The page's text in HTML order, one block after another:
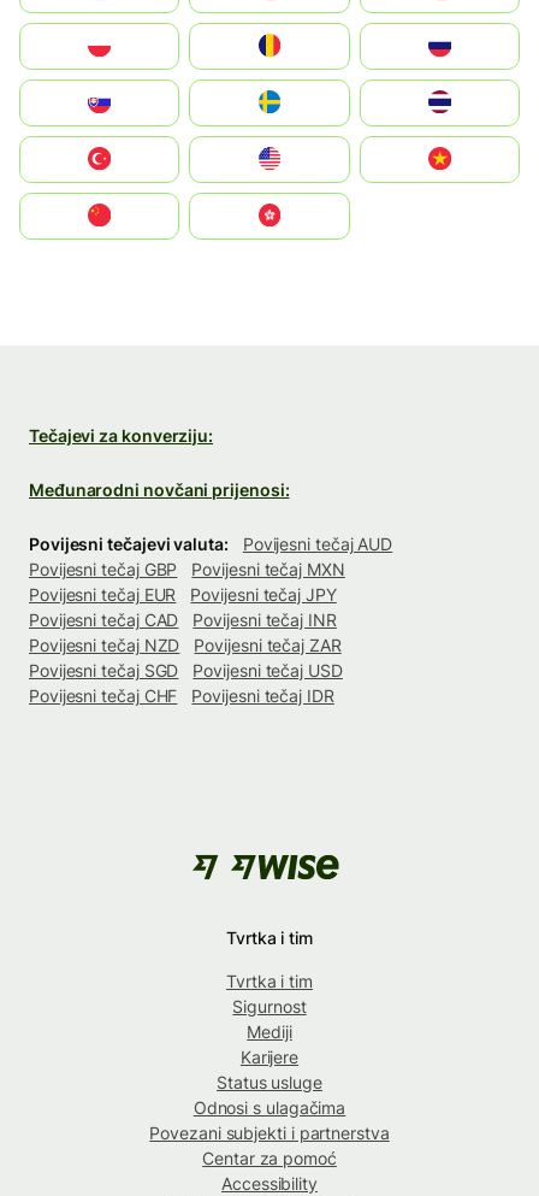
United States
中國香港特別行政區
Tečajevi za konverziju:
Međunarodni novčani prijenosi:
Povijesni tečajevi valuta:
Povijesni tečaj AUD
Povijesni tečaj GBP
Povijesni tečaj MXN
Povijesni tečaj EUR
Povijesni tečaj JPY
Povijesni tečaj CAD
Povijesni tečaj INR
Povijesni tečaj NZD
Povijesni tečaj ZAR
Povijesni tečaj SGD
Povijesni tečaj USD
Povijesni tečaj CHF
Povijesni tečaj IDR
Tvrtka i tim
Tvrtka i tim
Sigurnost
Mediji
Karijere
Status usluge
Odnosi s ulagačima
Povezani subjekti i partnerstva
Centar za pomoć
Accessibility